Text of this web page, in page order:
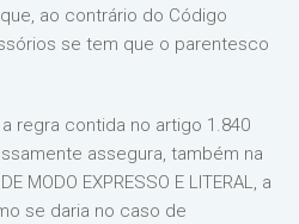
ao contrário do Código
se tem que o parentesco
regra contida no artigo 1.840
assegura, também na
MODO EXPRESSO E LITERAL, a
se daria no caso de